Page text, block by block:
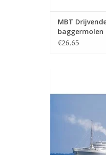
MBT
baggermolen
Bouwtekening
€26,65
Schaal 1